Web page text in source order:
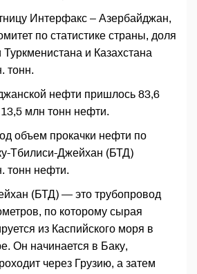
Интерфакс – Азербайджан,
по статистике страны, доля
и Казахстана
тонн.
нефти пришлось 83,6
13,5 млн тонн нефти.
объем прокачки нефти по
Тбилиси-Джейхан (БТД)
тонн нефти.
(БТД) — это трубопровод
по которому сырая
из Каспийского моря в
Он начинается в Баку,
через Грузию, а затем